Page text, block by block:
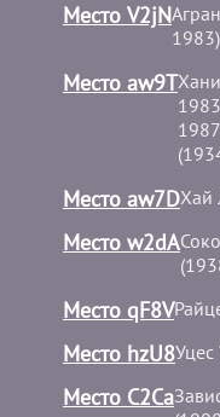
Место V2jN
1983)
Место aw9T
Место aw7DХай
Место w2dA
Место qF8V
Место hzU8
Место C2Ca